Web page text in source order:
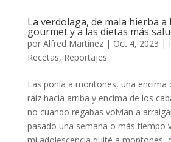
La verdolaga, de mala hierba a
gourmet y a las dietas más
por Alfred Martínez| Oct 4, 2023 |
Recetas, Reportajes
Las ponía a montones, una encima
raíz hacia arriba y encima de los
no cuando regabas volvían a
pasado una semana o más tiempo